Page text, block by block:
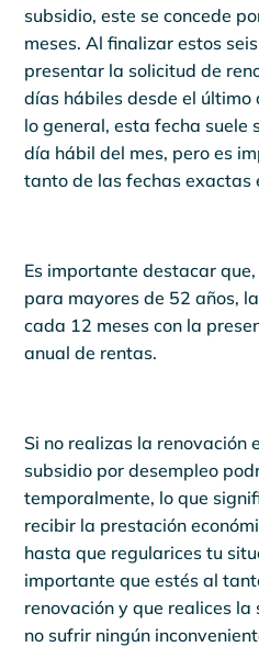
subsidio, este se concede
meses. Al finalizar estos
presentar la solicitud de
días hábiles desde el último
lo general, esta fecha suele
día hábil del mes, pero es
tanto de las fechas exactas
Es importante destacar
para mayores de 52 años,
cada 12 meses con la
anual de rentas.
Si no realizas la renovación
subsidio por desempleo
temporalmente, lo que
recibir la prestación
hasta que regularices tu
importante que estés al
renovación y que realices
no sufrir ningún